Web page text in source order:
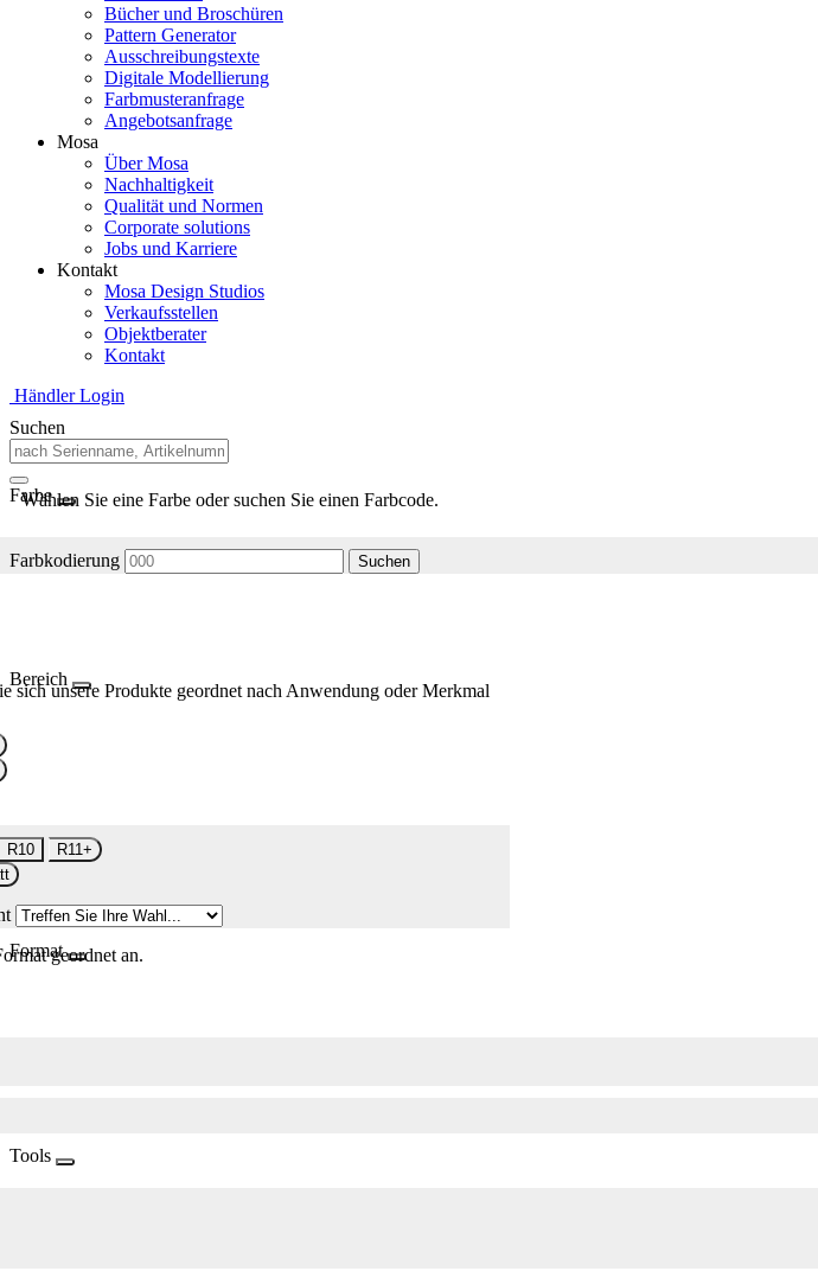
Bücher und Broschüren
Pattern Generator
Ausschreibungstexte
Digitale Modellierung
Farbmusteranfrage
Angebotsanfrage
Mosa
Über Mosa
Nachhaltigkeit
Qualität und Normen
Corporate solutions
Jobs und Karriere
Kontakt
Mosa Design Studios
Verkaufsstellen
Objektberater
Kontakt
Händler Login
Suchen
Farbe
Wählen Sie eine Farbe oder suchen Sie einen Farbcode.
Farbkodierung Suchen
Bereich
sich unsere Produkte geordnet nach Anwendung oder Merkmal
R10
R11+
Formatgeordnet an.
Tools